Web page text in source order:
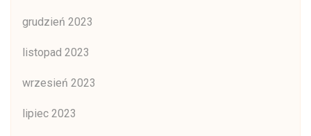
grudzień 2023
listopad 2023
wrzesień 2023
lipiec 2023